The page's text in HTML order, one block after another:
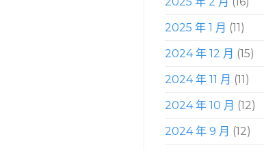
2025 年 1 月 (11)
2024 年 12 月 (15)
2024 年 11 月 (11)
2024 年 10 月 (12)
2024 年 9 月 (12)